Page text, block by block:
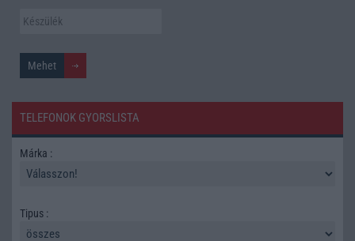
TELEFONOK GYORSLISTA
Márka :
Tipus :